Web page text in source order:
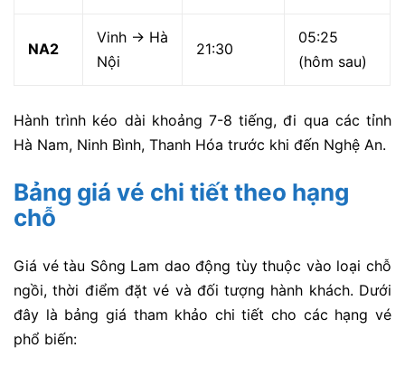
NA2
Vinh → Hà
Nội
21:30
05:25
(hôm sau)
Hành trình kéo dài khoảng 7-8 tiếng, đi qua các tỉnh
Hà Nam, Ninh Bình, Thanh Hóa trước khi đến Nghệ An.
Bảng giá vé chi tiết theo hạng
chỗ
Giá vé tàu Sông Lam dao động tùy thuộc vào loại chỗ
ngồi, thời điểm đặt vé và đối tượng hành khách. Dưới
đây là bảng giá tham khảo chi tiết cho các hạng vé
phổ biến: